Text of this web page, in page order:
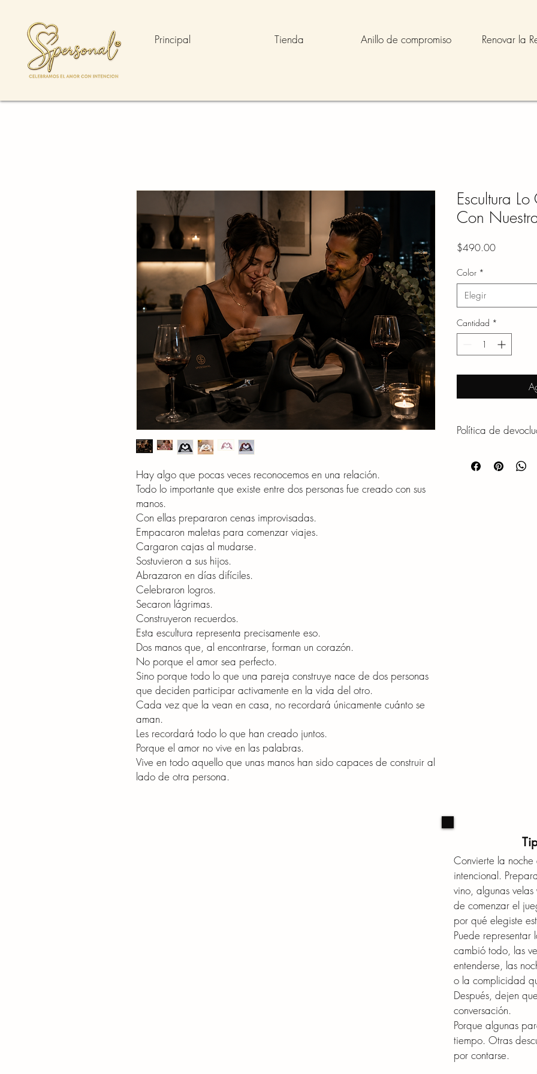
Principal Tienda Anillo de compromiso Renovar la
Hay algo que pocas veces reconocemos en una relación.
Todo lo importante que existe entre dos personas fue creado con sus
manos.
Con ellas prepararon cenas improvisadas.
Empacaron maletas para comenzar viajes.
Cargaron cajas al mudarse.
Sostuvieron a sus hijos.
Abrazaron en días difíciles.
Celebraron logros.
Secaron lágrimas.
Construyeron recuerdos.
Esta escultura representa precisamente eso.
Dos manos que, al encontrarse, forman un corazón.
No porque el amor sea perfecto.
Sino porque todo lo que una pareja construye nace de dos personas
que deciden participar activamente en la vida del otro.
Cada vez que la vean en casa, no recordará únicamente cuánto se
aman.
Les recordará todo lo que han creado juntos.
Porque el amor no vive en las palabras.
Vive en todo aquello que unas manos han sido capaces de construir al
lado de otra persona.
Escultura
Con
$490.00Precio
Color *
Elegir
Cantidad *
Política de
Queremos que cada
Convierte la
intencional.
vino, algunas
de comenzar el
por qué elegiste
Puede representar
cambió todo, las
entenderse, las
o la complicidad
Después, dejen
conversación.
Porque algunas
tiempo. Otras
por contarse.